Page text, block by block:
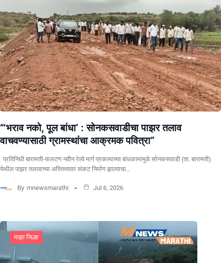
“‘भराव नको, पूल बांधा’ : सोनकसवाडीचा पाझर तलाव
वाचवण्यासाठी ग्रामस्थांचा आक्रमक पवित्रा”
प्रतिनिधी बारामती-फलटण नवीन रेल्वे मार्ग प्रकल्पाच्या बांधकामामुळे सोनकसवाडी (ता. बारामती)
येथील पाझर तलावाच्या अस्तित्वावर संकट निर्माण झाल्याचा…
By mnewsmarathi Jul 6, 2026
माझा जिल्हा